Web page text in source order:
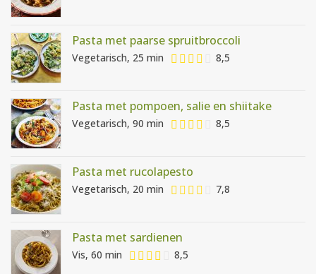
Pasta met paarse spruitbroccoli
Vegetarisch, 25 min 8,5
Pasta met pompoen, salie en shiitake
Vegetarisch, 90 min 8,5
Pasta met rucolapesto
Vegetarisch, 20 min 7,8
Pasta met sardienen
Vis, 60 min 8,5